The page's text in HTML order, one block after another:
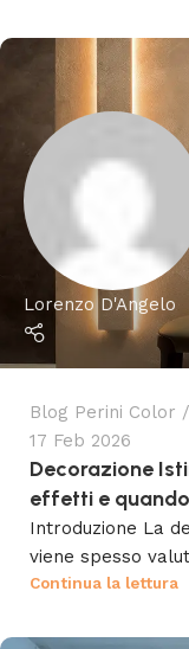
Lorenzo D'Angelo
Blog Perini Color
17 Feb 2026
Decorazione
effetti e
Introduzione La
viene spesso
Continua la lettura